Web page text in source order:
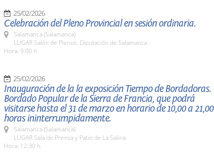
25/02/2026
Celebración del Pleno Provincial en sesión ordinaria.
Salamanca (Salamanca)
LUGAR Salón de Plenos. Diputación de Salamanca.
Hora: 9:00 h.
25/02/2026
Inauguración de la la exposición Tiempo de Bordadoras.
Bordado Popular de la Sierra de Francia, que podrá
visitarse hasta el 31 de marzo en horario de 10,00 a 21,00
horas ininterrumpidamente.
Salamanca (Salamanca)
LUGAR Sala de Prensa y Patio de La Salina
Hora: 12:30 h.